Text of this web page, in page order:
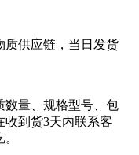
质供应链，当日发货
数量、规格型号、包
到货3天内联系客